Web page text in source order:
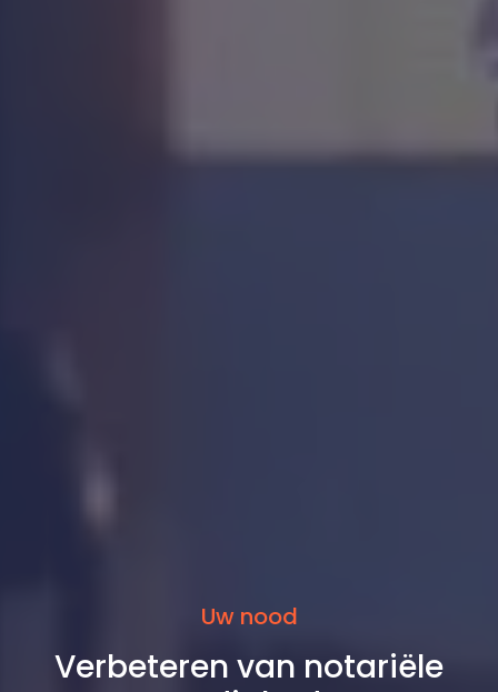
Uw nood
Verbeteren van notariële